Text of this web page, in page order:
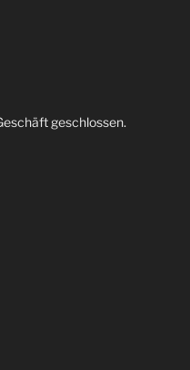
geschlossen.